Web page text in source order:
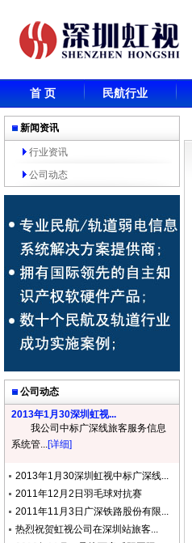
首 页 民航行业
新闻资讯
行业资讯
公司动态
公司动态
2013年1月30深圳虹视...
我公司中标广深线旅客服务信息
系统管...[详细]
2013年1月30深圳虹视中标广深线...
2011年12月2日羽毛球对抗赛
2011年11月3日广深铁路股份有限...
热烈祝贺虹视公司在深圳站旅客...